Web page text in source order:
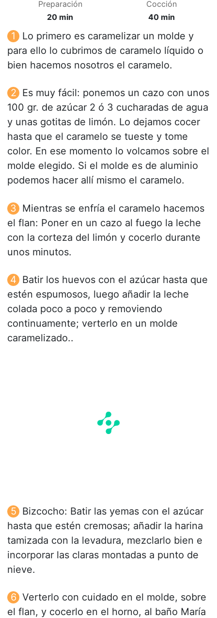
Preparación
20 min
Cocción
40 min
Lo primero es caramelizar un molde y
para ello lo cubrimos de caramelo líquido o
bien hacemos nosotros el caramelo.
Es muy fácil: ponemos un cazo con unos
100 gr. de azúcar 2 ó 3 cucharadas de agua
y unas gotitas de limón. Lo dejamos cocer
hasta que el caramelo se tueste y tome
color. En ese momento lo volcamos sobre el
molde elegido. Si el molde es de aluminio
podemos hacer allí mismo el caramelo.
Mientras se enfría el caramelo hacemos
el flan: Poner en un cazo al fuego la leche
con la corteza del limón y cocerlo durante
unos minutos.
Batir los huevos con el azúcar hasta que
estén espumosos, luego añadir la leche
colada poco a poco y removiendo
continuamente; verterlo en un molde
caramelizado..
Bizcocho: Batir las yemas con el azúcar
hasta que estén cremosas; añadir la harina
tamizada con la levadura, mezclarlo bien e
incorporar las claras montadas a punto de
nieve.
Verterlo con cuidado en el molde, sobre
el flan, y cocerlo en el horno, al baño María